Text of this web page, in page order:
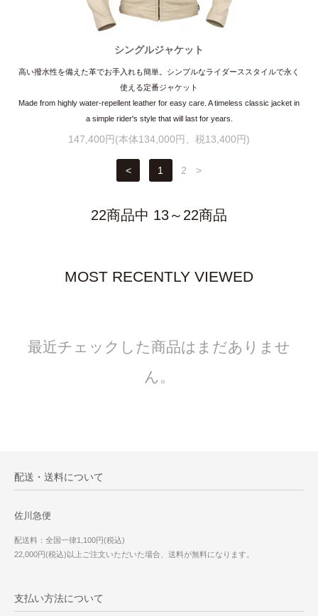
シングルジャケット
高い撥水性を備えた革でお手入れも簡単。シンプルなライダーススタイルで永く
使える定番ジャケット
Made from highly water-repellent leather for easy care. A timeless classic jacket in
a simple rider's style that will last for years.
147,400円(本体134,000円、税13,400円)
< 1 2 >
22商品中 13～22商品
MOST RECENTLY VIEWED
最近チェックした商品はまだありませ
ん。
配送・送料について
佐川急便
配送料：全国一律1,100円(税込)
22,000円(税込)以上ご注文いただいた場合、送料が無料になります。
支払い方法について